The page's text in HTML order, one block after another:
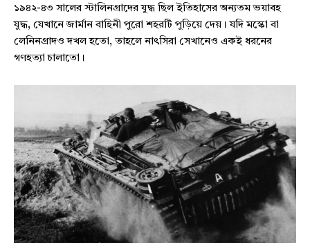
১৯৪২-৪৩ সালের স্টালিনগ্রাদের যুদ্ধ ছিল ইতিহাসের অন্যতম ভয়াবহ
যুদ্ধ, যেখানে জার্মান বাহিনী পুরো শহরটি পুড়িয়ে দেয়। যদি মস্কো বা
লেনিনগ্রাদও দখল হতো, তাহলে নাৎসিরা সেখানেও একই ধরনের
গণহত্যা চালাতো।